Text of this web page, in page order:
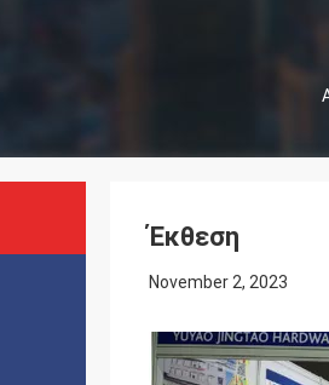
Έκθεση
November 2, 2023